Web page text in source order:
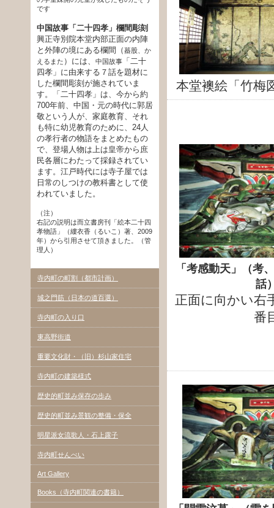
本堂襖絵「竹梅
「考感動天」（考
話
正面に向かい右
番
です
中国故事「二十四孝」欄間彫刻
興正寺別院本堂内部正面の内陣
と外陣の境にある欄間（蟇股、か
えるまた ）には、 中国故事 「二十
四孝」に由来する７話を題材に
した欄間彫刻が施されていま
す。「二十四孝」は、今から約
700年前、中国・元の時代に郭居
敬という人が、家庭教育、それ
も特に幼児教育のために、24人
の孝行者の物語をまとめたもの
で、登場人物は上は皇帝から庶
民各層にわたって採録されてい
ます。江戸時代には寺子屋では
日常のしつけの教科書として使
われていました。
（注）
右記の説明は而立書房刊「絵本二十四
孝物語」（縷衣香（るいこ）著、2009
年）から引用させて頂きました。（管
理人）
寺内町の町割（都市計画）
城之門筋（日本の道百選）
寺内町の入り口
東高野街道
重要文化財・（旧）杉山家住宅
寺内町の建築様式
歴史的町並み保存の歩み
歴史的町並み景観の整備・保全
明星派女流歌人・石上露子
寺内町せんべい
Art Gallery
Books（寺内町関連の書籍）